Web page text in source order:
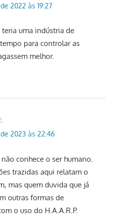
2022 às 19:27
teria uma indústria de
para controlar as
melhor.
2023 às 22:46
conhece o ser humano.
trazidas aqui relatam o
mas quem duvida que já
outras formas de
o uso do H.A.A.R.P.